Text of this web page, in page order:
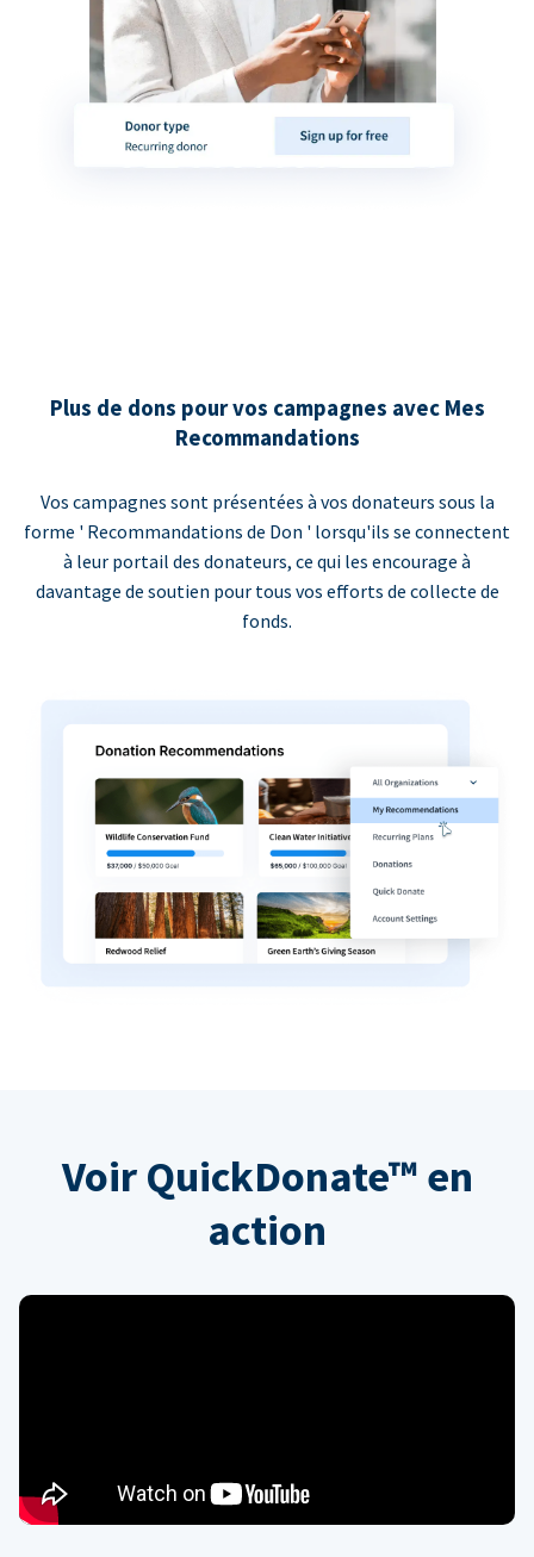
Plus de dons pour vos campagnes avec Mes
Recommandations
Vos campagnes sont présentées à vos donateurs sous la
forme ' Recommandations de Don ' lorsqu'ils se connectent
à leur portail des donateurs, ce qui les encourage à
davantage de soutien pour tous vos efforts de collecte de
fonds.
Voir QuickDonate™ en
action